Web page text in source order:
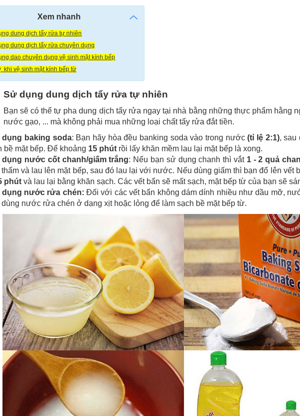
Xem nhanh
dung dịch tẩy rửa tự nhiên
dung dịch tẩy rửa chuyên dụng
dao chuyên dụng vệ sinh mặt kính bếp
khi vệ sinh mặt kính bếp từ
Sử dụng dung dịch tẩy rửa tự nhiên
Bạn sẽ có thể tự pha dung dịch tẩy rửa ngay tại nhà bằng những thực phẩm hằng
nước gạo, ... mà không phải mua những loại chất tẩy rửa đắt tiền.
dụng baking soda: Bạn hãy hòa đều banking soda vào trong nước(tỉ lệ 2:1), sau
bề mặt bếp. Để khoảng 15 phútrồi lấy khăn mềm lau lại mặt bếp là xong.
dụng nước cốt chanh/giấm trắng: Nếu bạn sử dụng chanh thì vắt1 - 2 quả
thấm và lau lên mặt bếp, sau đó lau lại với nước. Nếu dùng giấm thì bạn đổ lên vết
phútvà lau lại bằng khăn sạch. Các vết bẩn sẽ mất sạch, mặt bếp từ của bạn sẽ
dụng nước rửa chén:Đối với các vết bẩn không dám dính nhiều như dầu mỡ,
dùng nước rửa chén ở dạng xịt hoặc lỏng để làm sạch bề mặt bếp từ.